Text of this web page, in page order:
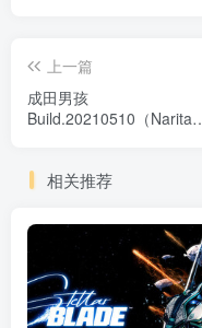
上一篇
成田男孩
Build.20210510（Narita
相关推荐